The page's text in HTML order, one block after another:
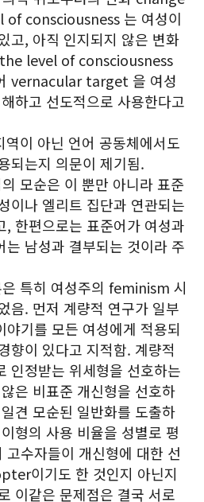
consciousness 는 여성이
고, 아직 인지되지 않은 변화
level of consciousness
vernacular target 을 여성
하고 선도적으로 사용한다고
이 아닌 언어 공동체에서도
되는지 의문이 제기됨.
모순은 이 뿐만 아니라 표준
이나 엘리트 집단과 연관되는
, 한편으로는 표준어가 여성과
는 남성과 결부되는 것이라 주
특히 여성주의 feminism 시
음. 먼저 계량적 연구가 일부
기를 모든 여성에게 적용되
향이 있다고 지적함. 계량적
인정받는 위세형을 선호하는
은 비표준 개신형을 선호하
견 모순된 일반화를 도출하
형의 사용 비율을 성별로 평
고수자들이 개신형에 대한 선
이기도 한 것인지 아닌지
이같은 문제점은 결국 서로